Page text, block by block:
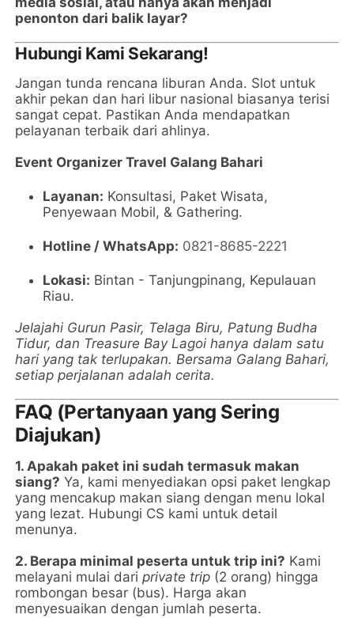
penonton dari balik layar?
Hubungi Kami Sekarang!
Jangan tunda rencana liburan Anda. Slot untuk
akhir pekan dan hari libur nasional biasanya terisi
sangat cepat. Pastikan Anda mendapatkan
pelayanan terbaik dari ahlinya.
Event Organizer Travel Galang Bahari
Layanan: Konsultasi, Paket Wisata,
Penyewaan Mobil, & Gathering.
Hotline / WhatsApp: 0821-8685-2221
Lokasi: Bintan - Tanjungpinang, Kepulauan
Riau.
Jelajahi Gurun Pasir, Telaga Biru, Patung Budha
Tidur, dan Treasure Bay Lagoi hanya dalam satu
hari yang tak terlupakan. Bersama Galang Bahari,
setiap perjalanan adalah cerita.
FAQ (Pertanyaan yang Sering
Diajukan)
1. Apakah paket ini sudah termasuk makan
siang? Ya, kami menyediakan opsi paket lengkap
yang mencakup makan siang dengan menu lokal
yang lezat. Hubungi CS kami untuk detail
menunya.
2. Berapa minimal peserta untuk trip ini? Kami
melayani mulai dariprivate trip (2 orang) hingga
rombongan besar (bus). Harga akan
menyesuaikan dengan jumlah peserta.